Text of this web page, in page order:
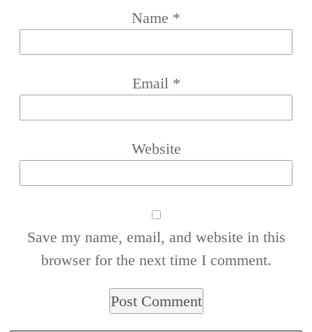
Name *
Email *
Website
Save my name, email, and website in this
browser for the next time I comment.